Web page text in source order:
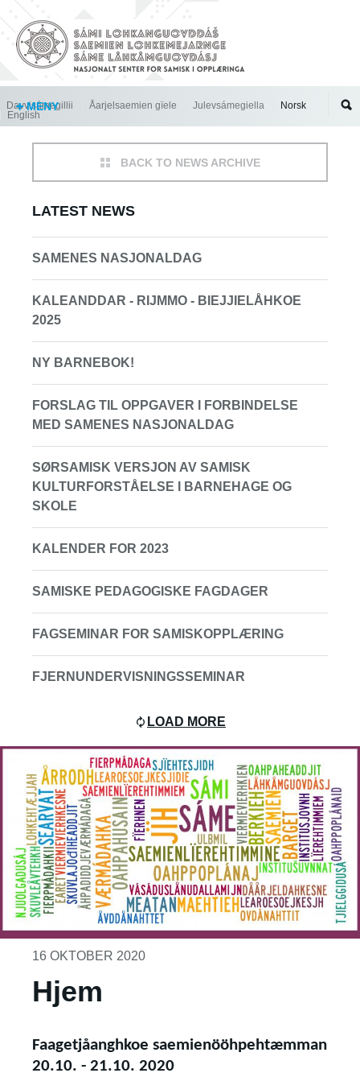
MENY
Davvisámegillii Åarjelsaemien gïele Julevsámegiella
Norsk
English
BACK TO NEWS ARCHIVE
LATEST NEWS
SAMENES NASJONALDAG
KALEANDDAR - RIJMMO - BIEJJIELÅHKOE
2025
NY BARNEBOK!
FORSLAG TIL OPPGAVER I FORBINDELSE
MED SAMENES NASJONALDAG
SØRSAMISK VERSJON AV SAMISK
KULTURFORSTÅELSE I BARNEHAGE OG
SKOLE
KALENDER FOR 2023
SAMISKE PEDAGOGISKE FAGDAGER
FAGSEMINAR FOR SAMISKOPPLÆRING
FJERNUNDERVISNINGSSEMINAR
LOAD MORE
16 OKTOBER 2020
Hjem
Faagetjåanghkoe saemienööhpehtæmman
20.10. - 21.10. 2020